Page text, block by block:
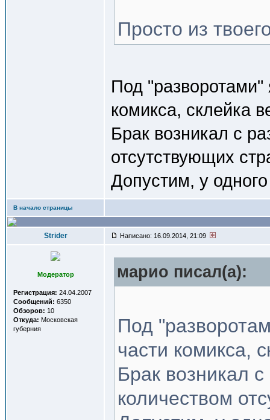
Просто из
Под "разворотами"
комикса, склейка
Брак возникал с
отсутствующих
Допустим, у
В начало страницы
Strider Написано: 16.09.2014, 21:09
Модератор
Регистрация: 24.04.2007
Сообщений: 6350
Обзоров: 10
Откуда: Московская
губерния
марио писал(a):
Под
части комикса,
Брак возникал
количеством